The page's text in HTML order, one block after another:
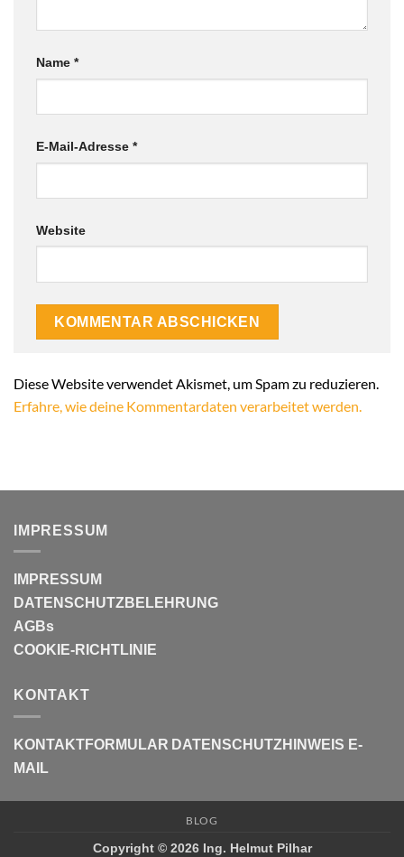
Name *
E-Mail-Adresse *
Website
Diese Website verwendet Akismet, um Spam zu reduzieren.
Erfahre, wie deine Kommentardaten verarbeitet werden.
IMPRESSUM
IMPRESSUM
DATENSCHUTZBELEHRUNG
AGBs
COOKIE-RICHTLINIE
KONTAKT
KONTAKTFORMULAR DATENSCHUTZHINWEIS E-
MAIL
BLOG
Copyright © 2026 Ing. Helmut Pilhar